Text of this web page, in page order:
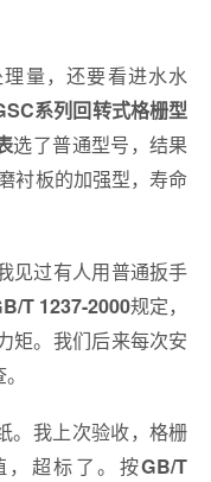
量，还要看进水水
系列回转式格栅型
选了普通型号，结果
衬板的加强型，寿命
见过有人用普通扳手
T 1237-2000规定，
矩。我们后来每次安
。我上次验收，格栅
，超标了。按GB/T